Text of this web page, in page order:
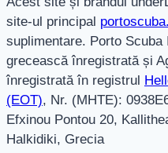
site-ul principal
suplimentare. Porto Scuba
grecească înregistrată și
înregistrată în registrul
(EOT), Nr. (MHTE):
Efxinou Pontou 20,
Halkidiki, Grecia